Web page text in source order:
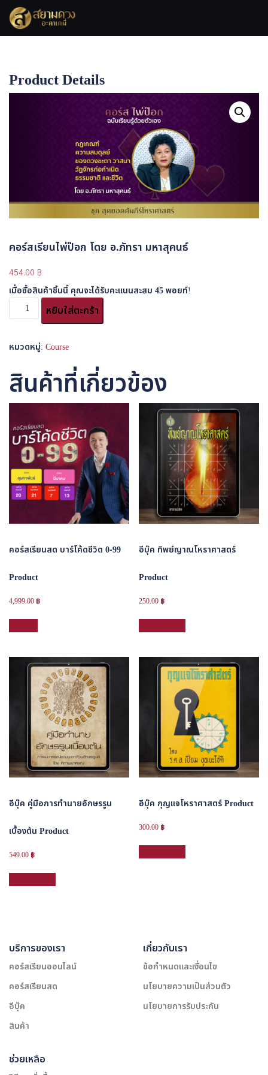
Product Details
คอร์สเรียนไพ่ป๊อก โดย อ.ภัทรา มหาสุคนธ์
คอร์สเรียนไพ่ป๊อก โดย อ.ภัทรา มหาสุคนธ์
454.00 ฿
เมื่อซื้อสินค้าชิ้นนี้ คุณจะได้รับคะแนนสะสม 45พอยท์!
หยิบใส่ตะกร้า
หมวดหมู่: Course
สินค้าที่เกี่ยวข้อง
คอร์สเรียนสด บาร์โค้ดชีวิต 0-99
Product
4,999.00 ฿
อีบุ๊ค ทิพย์ญาณโหราศาสตร์
Product
250.00 ฿
อีบุ๊ค คู่มือการทำนายอักษรรูน
เบื้องต้น Product
549.00 ฿
อีบุ๊ค กุญแจโหราศาสตร์ Product
300.00 ฿
บริการของเรา
คอร์สเรียนออนไลน์
คอร์สเรียนสด
อีบุ๊ค
สินค้า
เกี่ยวกับเรา
ข้อกำหนดและเงื่อนไข
นโยบายความเป็นส่วนตัว
นโยบายการรับประกัน
ช่วยเหลือ